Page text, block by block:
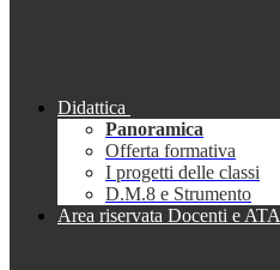
Didattica
Panoramica
Offerta formativa
I progetti delle classi
D.M.8 e Strumento
Area riservata Docenti e ATA